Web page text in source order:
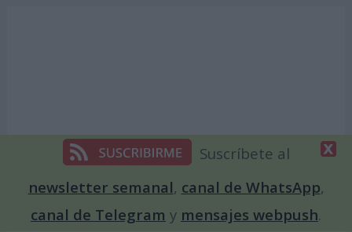
Suscríbete al
newsletter semanal, canal de WhatsApp,
canal de Telegram y mensajes webpush.